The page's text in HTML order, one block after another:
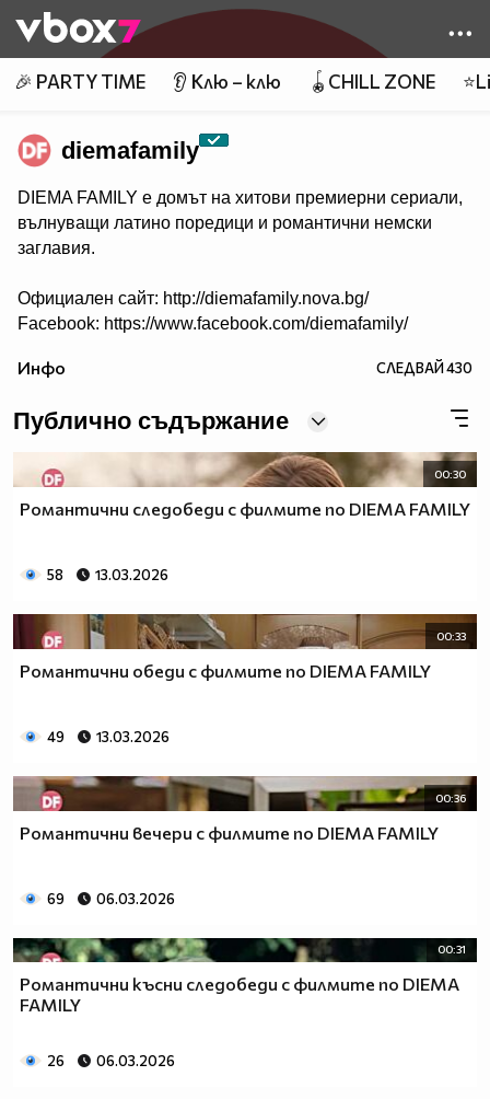
👾
🎉 PARTY TIME 👂 Клю – клю 🪀CHILL ZONE
diemafamily
DIEMA FAMILY e домът на хитови премиерни сериали,
вълнуващи латино поредици и романтични немски
заглавия.
Официален сайт: http://diemafamily.nova.bg/
Facebook: https://www.facebook.com/diemafamily/
Инфо СЛЕДВАЙ430
Публично съдържание
00:30
Романтични следобеди с филмите по DIEMA FAMILY
58 13.03.2026
00:33
Романтични обеди с филмите по DIEMA FAMILY
49 13.03.2026
00:36
Романтични вечери с филмите по DIEMA FAMILY
69 06.03.2026
00:31
Романтични късни следобеди с филмите по DIEMA
FAMILY
26 06.03.2026